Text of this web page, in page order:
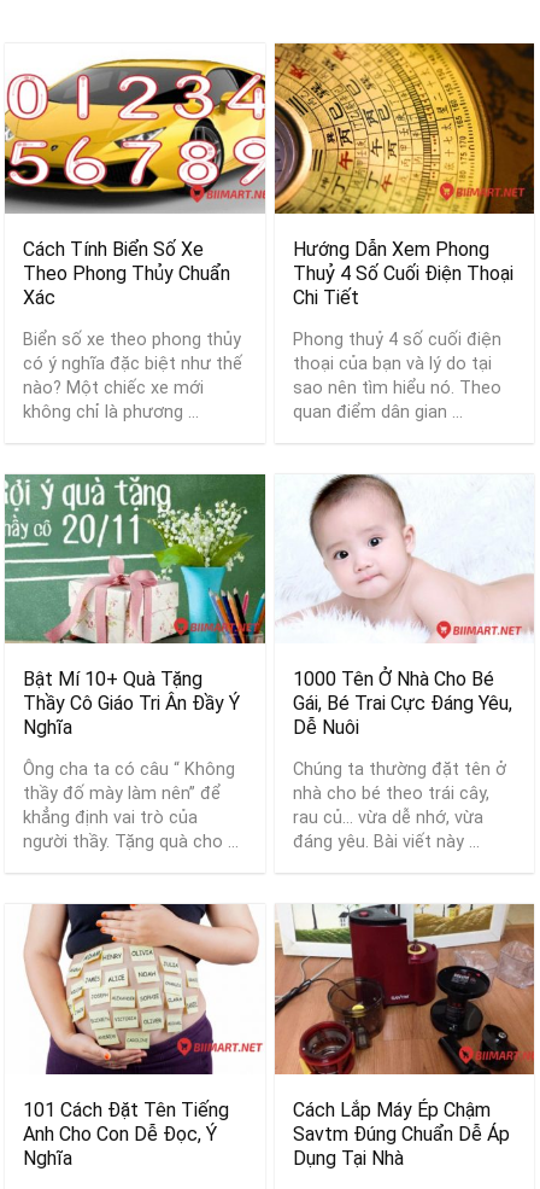
Cách Tính Biển Số Xe
Theo Phong Thủy Chuẩn
Xác
Biển số xe theo phong thủy
có ý nghĩa đặc biệt như thế
nào? Một chiếc xe mới
không chỉ là phương ...
Hướng Dẫn Xem Phong
Thuỷ 4 Số Cuối Điện Thoại
Chi Tiết
Phong thuỷ 4 số cuối điện
thoại của bạn và lý do tại
sao nên tìm hiểu nó. Theo
quan điểm dân gian ...
Bật Mí 10+ Quà Tặng
Thầy Cô Giáo Tri Ân Đầy Ý
Nghĩa
Ông cha ta có câu “ Không
thầy đố mày làm nên” để
khẳng định vai trò của
người thầy. Tặng quà cho ...
1000 Tên Ở Nhà Cho Bé
Gái, Bé Trai Cực Đáng Yêu,
Dễ Nuôi
Chúng ta thường đặt tên ở
nhà cho bé theo trái cây,
rau củ… vừa dễ nhớ, vừa
đáng yêu. Bài viết này ...
101 Cách Đặt Tên Tiếng
Anh Cho Con Dễ Đọc, Ý
Nghĩa
Cách Lắp Máy Ép Chậm
Savtm Đúng Chuẩn Dễ Áp
Dụng Tại Nhà